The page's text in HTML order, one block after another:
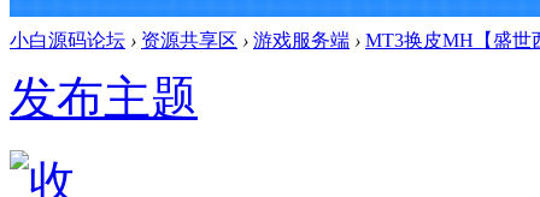
小白源码论坛 › 资源共享区 › 游戏服务端 › MT3换皮MH【盛世
发布主题